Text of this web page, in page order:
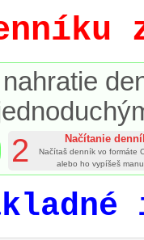
2 Načítanie
Načítaš denník vo formáte
alebo ho vypíšeš